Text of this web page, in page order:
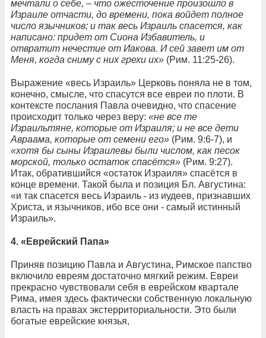
мечтали о себе, – что ожесточение произошло в
Израиле отчасти, до времени, пока войдет полное
число язычников; и так весь Израиль спасется, как
написано: придет от Сиона Избавитель, и
отвратит нечестие от Иакова. И сей завет им от
Меня, когда сниму с них грехи их» (Рим. 11:25-26).
Выражение «весь Израиль» Церковь поняла не в том,
конечно, смысле, что спасутся все евреи по плоти. В
контексте послания Павла очевидно, что спасение
происходит только через веру: «не все те
Израильтяне, которые от Израиля; и не все дети
Авраама, которые от семени его» (Рим. 9:6-7), и
«хотя бы сыны Израилевы были числом, как песок
морской, только остаток спасётся» (Рим. 9:27).
Итак, обратившийся «остаток Израиля» спасётся в
конце времени. Такой была и позиция Бл. Августина:
«и так спасется весь Израиль - из иудеев, признавших
Христа, и язычников, ибо все они - самый истинный
Израиль».
4. «Еврейский Папа»
Приняв позицию Павла и Августина, Римское папство
включило евреям достаточно мягкий режим. Евреи
прекрасно чувствовали себя в еврейском квартале
Рима, имея здесь фактически собственную локальную
власть на правах экстерриториальности. Это были
богатые еврейские князья,